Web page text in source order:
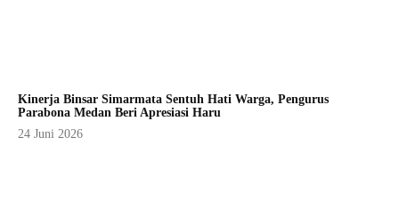
Kinerja Binsar Simarmata Sentuh Hati Warga, Pengurus
Parabona Medan Beri Apresiasi Haru
24 Juni 2026